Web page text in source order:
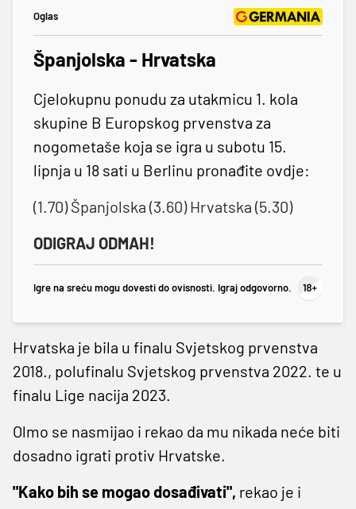
Oglas
Španjolska - Hrvatska
Cjelokupnu ponudu za utakmicu 1. kola
skupine B Europskog prvenstva za
nogometaše koja se igra u subotu 15.
lipnja u 18 sati u Berlinu pronađite ovdje:
(1.70) Španjolska (3.60) Hrvatska (5.30)
ODIGRAJ ODMAH!
Igre na sreću mogu dovesti do ovisnosti. Igraj odgovorno.
Hrvatska je bila u finalu Svjetskog prvenstva
2018., polufinalu Svjetskog prvenstva 2022. te u
finalu Lige nacija 2023.
Olmo se nasmijao i rekao da mu nikada neće biti
dosadno igrati protiv Hrvatske.
"Kako bih se mogao dosađivati", rekao je i